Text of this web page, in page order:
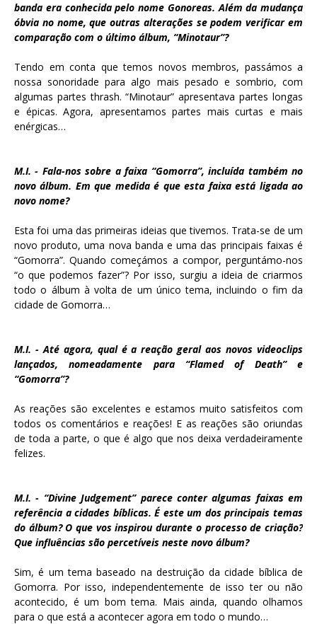
banda era conhecida pelo nome Gonoreas. Além da mudança
óbvia no nome, que outras alterações se podem verificar em
comparação com o último álbum, “Minotaur”?
Tendo em conta que temos novos membros, passámos a
nossa sonoridade para algo mais pesado e sombrio, com
algumas partes thrash. “Minotaur” apresentava partes longas
e épicas. Agora, apresentamos partes mais curtas e mais
enérgicas…
M.I. - Fala-nos sobre a faixa “Gomorra”, incluída também no
novo álbum. Em que medida é que esta faixa está ligada ao
novo nome?
Esta foi uma das primeiras ideias que tivemos. Trata-se de um
novo produto, uma nova banda e uma das principais faixas é
“Gomorra”. Quando começámos a compor, perguntámo-nos
“o que podemos fazer”? Por isso, surgiu a ideia de criarmos
todo o álbum à volta de um único tema, incluindo o fim da
cidade de Gomorra…
M.I. - Até agora, qual é a reação geral aos novos videoclips
lançados, nomeadamente para “Flamed of Death” e
“Gomorra”?
As reações são excelentes e estamos muito satisfeitos com
todos os comentários e reações! E as reações são oriundas
de toda a parte, o que é algo que nos deixa verdadeiramente
felizes.
M.I. - “Divine Judgement” parece conter algumas faixas em
referência a cidades bíblicas. É este um dos principais temas
do álbum? O que vos inspirou durante o processo de criação?
Que influências são percetíveis neste novo álbum?
Sim, é um tema baseado na destruição da cidade bíblica de
Gomorra. Por isso, independentemente de isso ter ou não
acontecido, é um bom tema. Mais ainda, quando olhamos
para o que está a acontecer agora em todo o mundo…